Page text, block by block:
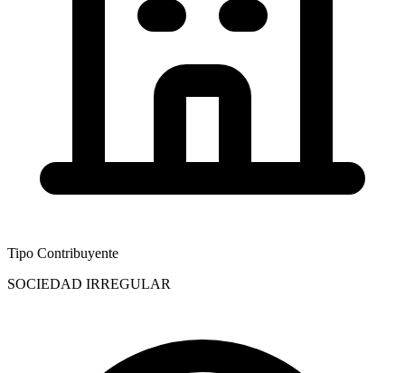
Tipo Contribuyente
SOCIEDAD IRREGULAR